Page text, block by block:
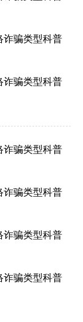
骗类型科普
骗类型科普
骗类型科普
骗类型科普
骗类型科普
骗类型科普